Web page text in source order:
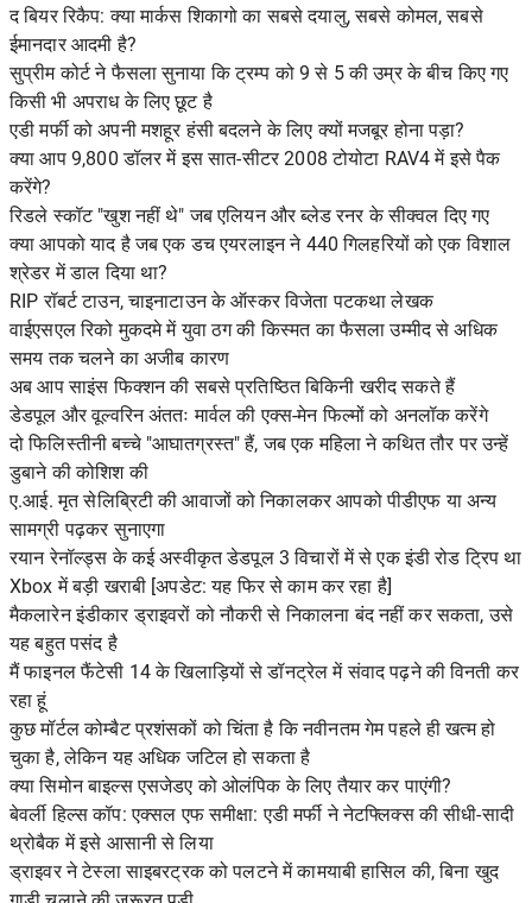
द बियर रिकैप: क्या मार्कस शिकागो का सबसे दयालु, सबसे कोमल, सबसे
ईमानदार आदमी है?
सुप्रीम कोर्ट ने फैसला सुनाया कि ट्रम्प को 9 से 5 की उम्र के बीच किए गए
किसी भी अपराध के लिए छूट है
एडी मर्फी को अपनी मशहूर हंसी बदलने के लिए क्यों मजबूर होना पड़ा?
क्या आप 9,800 डॉलर में इस सात-सीटर 2008 टोयोटा RAV4 में इसे पैक
करेंगे?
रिडले स्कॉट "खुश नहीं थे" जब एलियन और ब्लेड रनर के सीक्वल दिए गए
क्या आपको याद है जब एक डच एयरलाइन ने 440 गिलहरियों को एक विशाल
श्रेडर में डाल दिया था?
RIP रॉबर्ट टाउन, चाइनाटाउन के ऑस्कर विजेता पटकथा लेखक
वाईएसएल रिको मुकदमे में युवा ठग की किस्मत का फैसला उम्मीद से अधिक
समय तक चलने का अजीब कारण
अब आप साइंस फिक्शन की सबसे प्रतिष्ठित बिकिनी खरीद सकते हैं
डेडपूल और वूल्वरिन अंततः मार्वल की एक्स-मेन फिल्मों को अनलॉक करेंगे
दो फिलिस्तीनी बच्चे "आघातग्रस्त" हैं, जब एक महिला ने कथित तौर पर उन्हें
डुबाने की कोशिश की
ए.आई. मृत सेलिब्रिटी की आवाजों को निकालकर आपको पीडीएफ या अन्य
सामग्री पढ़कर सुनाएगा
रयान रेनॉल्ड्स के कई अस्वीकृत डेडपूल 3 विचारों में से एक इंडी रोड ट्रिप था
Xbox में बड़ी खराबी [अपडेट: यह फिर से काम कर रहा है]
मैकलारेन इंडीकार ड्राइवरों को नौकरी से निकालना बंद नहीं कर सकता, उसे
यह बहुत पसंद है
मैं फाइनल फैंटेसी 14 के खिलाड़ियों से डॉनट्रेल में संवाद पढ़ने की विनती कर
रहा हूं
कुछ मॉर्टल कोम्बैट प्रशंसकों को चिंता है कि नवीनतम गेम पहले ही खत्म हो
चुका है, लेकिन यह अधिक जटिल हो सकता है
क्या सिमोन बाइल्स एसजेडए को ओलंपिक के लिए तैयार कर पाएंगी?
बेवर्ली हिल्स कॉप: एक्सल एफ समीक्षा: एडी मर्फी ने नेटफ्लिक्स की सीधी-सादी
थ्रोबैक में इसे आसानी से लिया
ड्राइवर ने टेस्ला साइबरट्रक को पलटने में कामयाबी हासिल की, बिना खुद